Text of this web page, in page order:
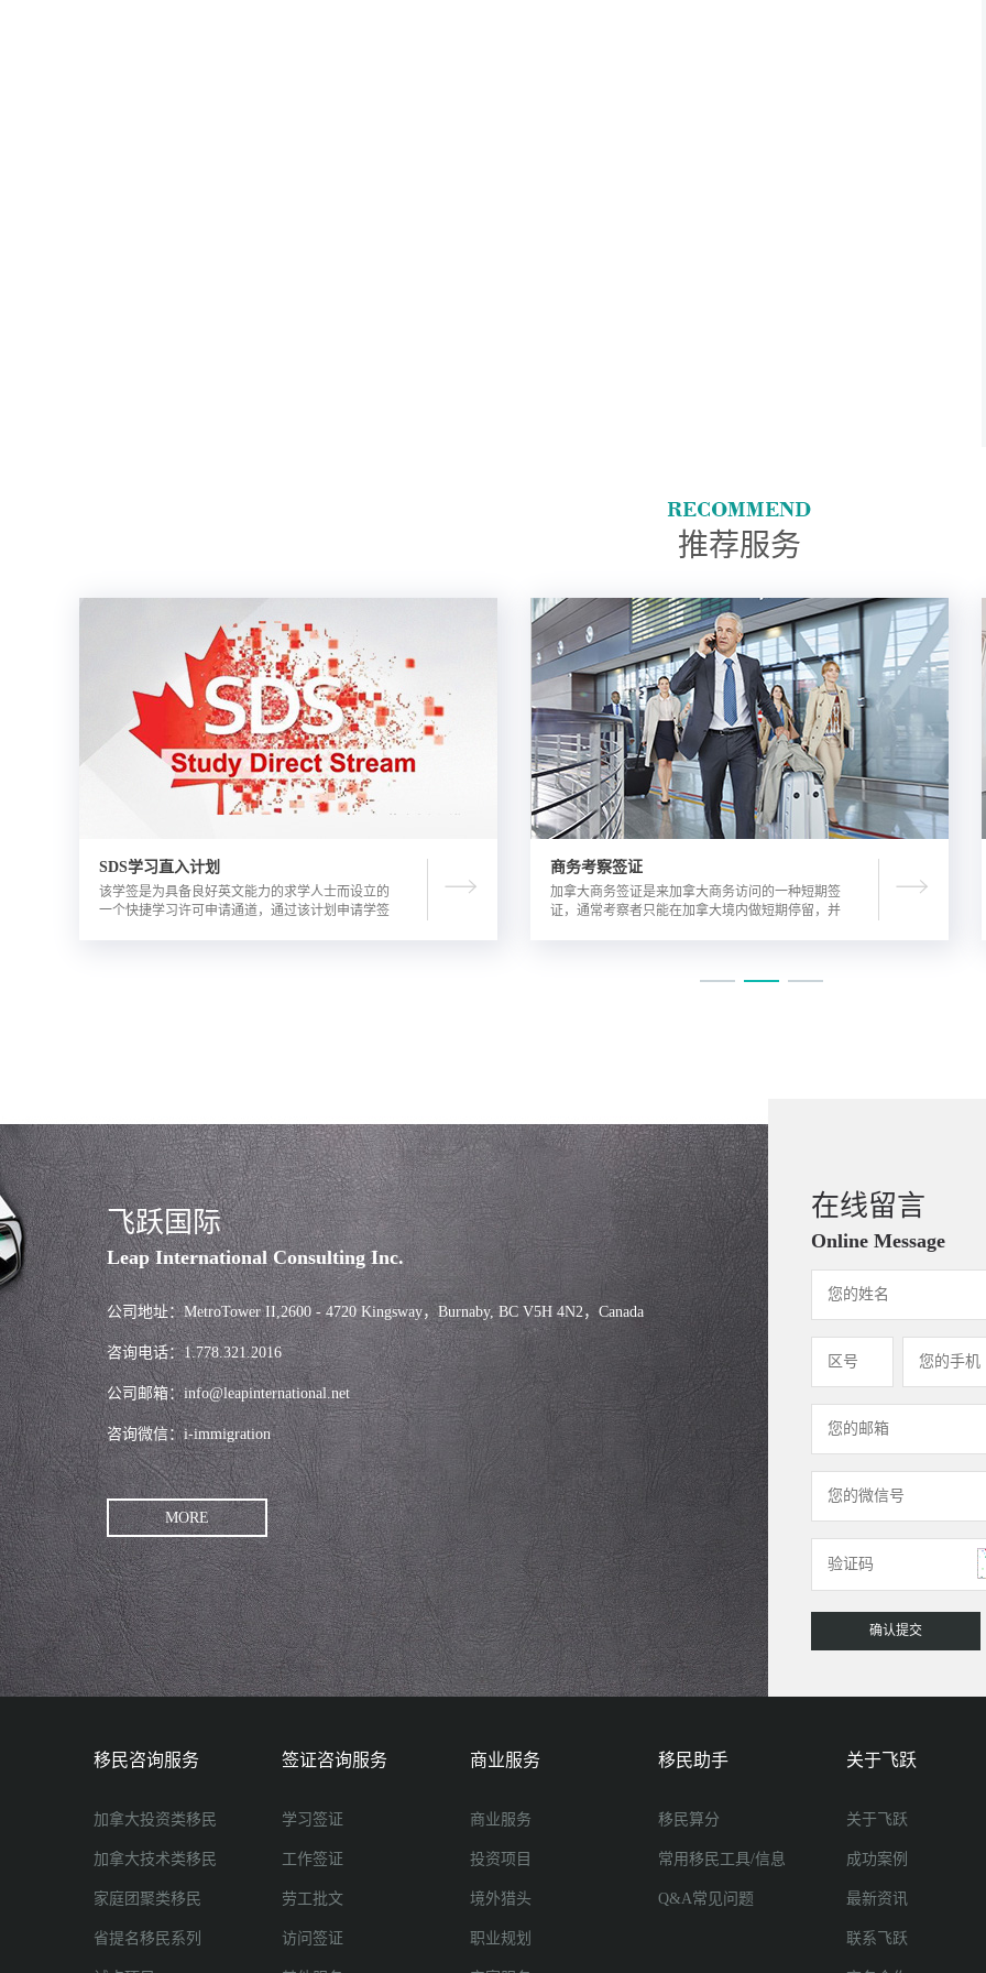
推荐服务
SDS学习直入计划
该学签是为具备良好英文能力的求学人士而设立的
一个快捷学习许可申请通道，通过该计划申请学签
商务考察签证
加拿大商务签证是来加拿大商务访问的一种短期签
证，通常考察者只能在加拿大境内做短期停留，并
飞跃国际
Leap International Consulting Inc.
公司地址：MetroTower II,2600 - 4720 Kingsway，Burnaby, BC V5H 4N2，Canada
咨询电话：1.778.321.2016
公司邮箱：info@leapinternational.net
咨询微信：i-immigration
MORE
在线留言
Online Message
移民咨询服务
加拿大投资类移民
加拿大技术类移民
家庭团聚类移民
省提名移民系列
签证咨询服务
学习签证
工作签证
劳工批文
访问签证
商业服务
商业服务
投资项目
境外猎头
职业规划
移民助手
移民算分
常用移民工具/信息
Q&A常见问题
关于飞跃
关于飞跃
成功案例
最新资讯
联系飞跃